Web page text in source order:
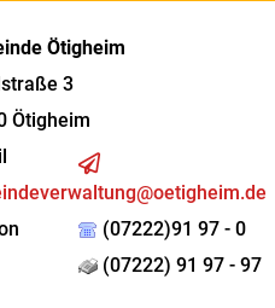
Ötigheim
3
Ötigheim
(07222)91 97 - 0
(07222) 91 97 - 97